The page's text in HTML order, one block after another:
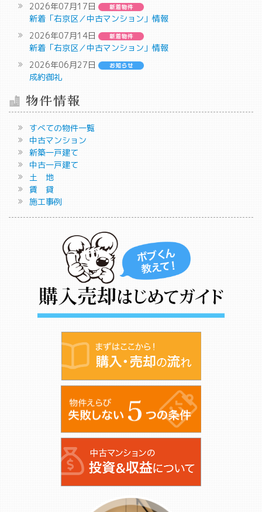
2026年07月17日
新着「右京区／中古マンション」情報
2026年07月14日
新着「右京区／中古マンション」情報
2026年06月27日
成約御礼
物件情報
すべての物件一覧
中古マンション
新築一戸建て
中古一戸建て
土 地
賃 貸
施工事例